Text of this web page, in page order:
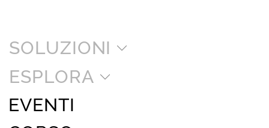
SOLUZIONI
ESPLORA
EVENTI